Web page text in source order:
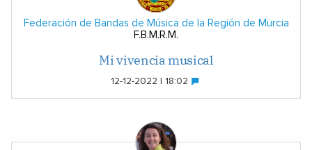
Federación de Bandas de Música de la Región de Murcia
F.B.M.R.M.
Mi vivencia musical
12-12-2022 | 18:02